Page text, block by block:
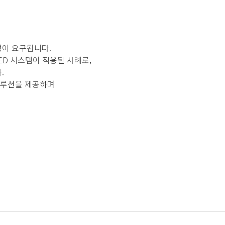
요구됩니다.
시스템이 적용된 사례로,
션을 제공하며